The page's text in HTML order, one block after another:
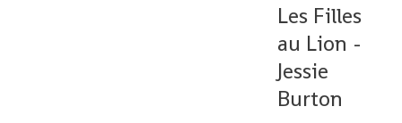
Les Filles
au Lion -
Jessie
Burton